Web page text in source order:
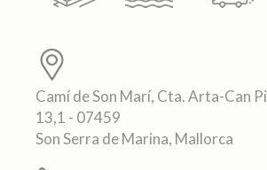
Camí de Son Marí, Cta. Arta-Can
13,1 - 07459
Son Serra de Marina, Mallorca